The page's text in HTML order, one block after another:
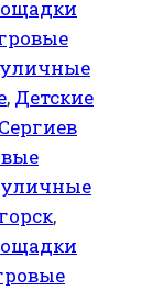
уличные
, Детские
уличные
,